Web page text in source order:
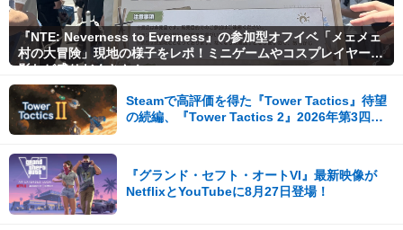
『NTE: Neverness to Everness』の参加型オフイベ「メェメェ
村の大冒険」現地の様子をレポ！ミニゲームやコスプレイヤー撮
影など盛りだくさん！
Steamで高評価を得た『Tower Tactics』待望
の続編、『Tower Tactics 2』2026年第3四半
『グランド・セフト・オートVI』最新映像が
NetflixとYouTubeに8月27日登場！